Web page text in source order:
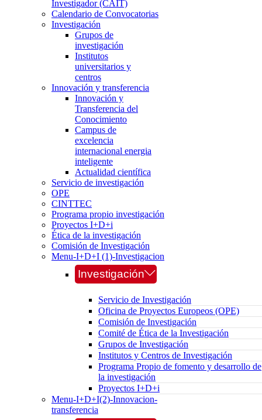
Investigador (CAIT)
Calendario de Convocatorias
Investigación
Grupos de
investigación
Institutos
universitarios y
centros
Innovación y transferencia
Innovación y
Transferencia del
Conocimiento
Campus de
excelencia
internacional energia
inteligente
Actualidad científica
Servicio de investigación
OPE
CINTTEC
Programa propio investigación
Proyectos I+D+i
Ética de la investigación
Comisión de Investigación
Menu-I+D+I (1)-Investigacion
Investigación
Servicio de Investigación
Oficina de Proyectos Europeos (OPE)
Comisión de Investigación
Comité de Ética de la Investigación
Grupos de Investigación
Institutos y Centros de Investigación
Programa Propio de fomento y desarrollo de
la investigación
Proyectos I+D+i
Menu-I+D+I(2)-Innovacion-
transferencia